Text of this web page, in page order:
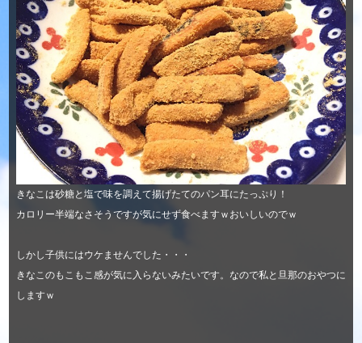
きなこは砂糖と塩で味を調えて揚げたてのパン耳にたっぷり！
カロリー半端なさそうですが気にせず食べますｗおいしいのでｗ
しかし子供にはウケませんでした・・・
きなこのもこもこ感が気に入らないみたいです。なので私と旦那のおやつに
しますｗ